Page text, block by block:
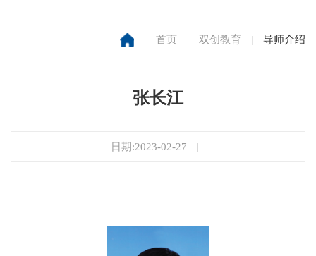
| 首页 | 双创教育 | 导师介绍
张长江
日期:2023-02-27 |